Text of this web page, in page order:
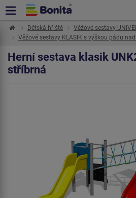
Dětská hřiště
Věžové sestavy
Věžové sestavy KLASIK s výškou pádu
Herní sestava klasik
stříbrná